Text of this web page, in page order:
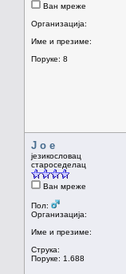
Ван мреже
Организација:
Име и презиме:
Поруке: 8
J o e
језикословац
староседелац
Ван мреже
Пол:
Организација:
Име и презиме:
Струка:
Поруке: 1.688